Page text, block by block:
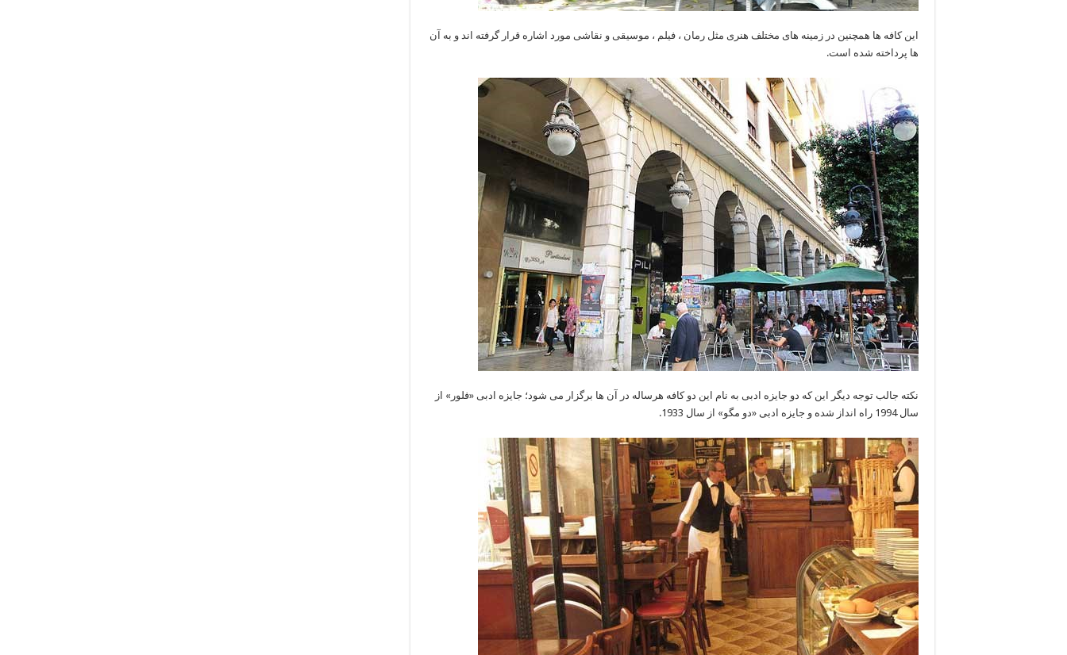
این کافه ها همچنین در زمینه های مختلف هنری مثل رمان ، فیلم ، موسیقی و نقاشی مورد اشاره قرار گرفته اند و به آن
ها پرداخته شده است.
نکته جالب توجه دیگر این که دو جایزه ادبی به نام این دو کافه هرساله در آن ها برگزار می شود؛ جایزه ادبی «فلور» از
سال 1994 راه انداز شده و جایزه ادبی «دو مگو» از سال 1933.